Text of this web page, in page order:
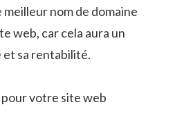
nom de domaine
web, car cela aura un
et sa rentabilité.
pour votre site web